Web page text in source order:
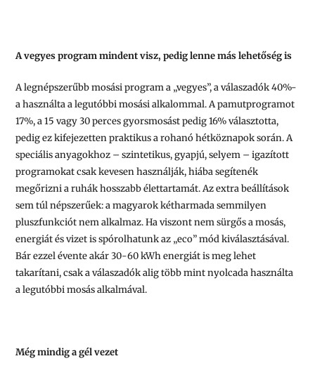
A vegyes program mindent visz, pedig lenne más lehetőség is
A legnépszerűbb mosási program a „vegyes”, a válaszadók 40%-
a használta a legutóbbi mosási alkalommal. A pamutprogramot
17%, a 15 vagy 30 perces gyorsmosást pedig 16% választotta,
pedig ez kifejezetten praktikus a rohanó hétköznapok során. A
speciális anyagokhoz – szintetikus, gyapjú, selyem – igazított
programokat csak kevesen használják, hiába segítenék
megőrizni a ruhák hosszabb élettartamát. Az extra beállítások
sem túl népszerűek: a magyarok kétharmada semmilyen
pluszfunkciót nem alkalmaz. Ha viszont nem sürgős a mosás,
energiát és vizet is spórolhatunk az „eco” mód kiválasztásával.
Bár ezzel évente akár 30-60 kWh energiát is meg lehet
takarítani, csak a válaszadók alig több mint nyolcada használta
a legutóbbi mosás alkalmával.
Még mindig a gél vezet